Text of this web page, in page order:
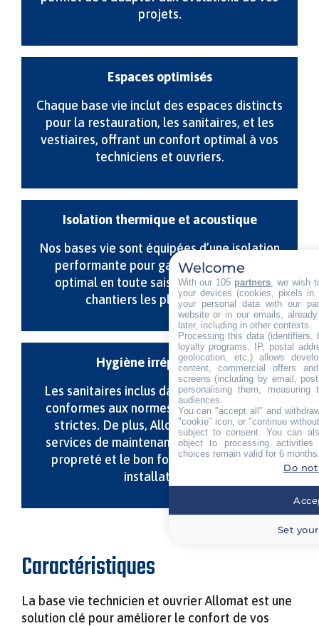
projets.
Espaces optimisés
Chaque base vie inclut des espaces distincts
pour la restauration, les sanitaires, et les
vestiaires, offrant un confort optimal à vos
techniciens et ouvriers.
Isolation thermique et acoustique
Nos bases vie sont équipées d’une isolation
performante pour garantir un confort
optimal en toute saison, même sur les
chantiers les plus exposés.
Hygiène irréprochable
Les sanitaires inclus dans la base vie sont
conformes aux normes d’hygiène les plus
strictes. De plus, Allomat propose des
services de maintenance pour garantir la
propreté et le bon fonctionnement des
installations.
Caractéristiques
La base vie technicien et ouvrier Allomat est une
solution clé pour améliorer le confort de vos
Welcome
With our 105 partners , we wish
your devices (cookies, pixels
your personal data with our
website or in our emails,
later, including in other contexts.
Processing this data (identifiers,
loyalty programs, IP, postal
geolocation, etc.) allows
content, commercial offers
screens (including by email,
personalising them, measuring
audiences.
You can "accept all" and
"cookie" icon, or "continue
subject to consent. You can
object to processing
choices remain valid for 6
Do
Set